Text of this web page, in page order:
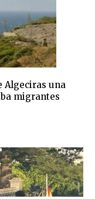
Algeciras una
migrantes